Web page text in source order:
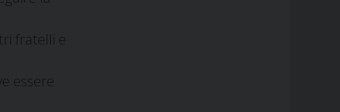
fratelli e
essere